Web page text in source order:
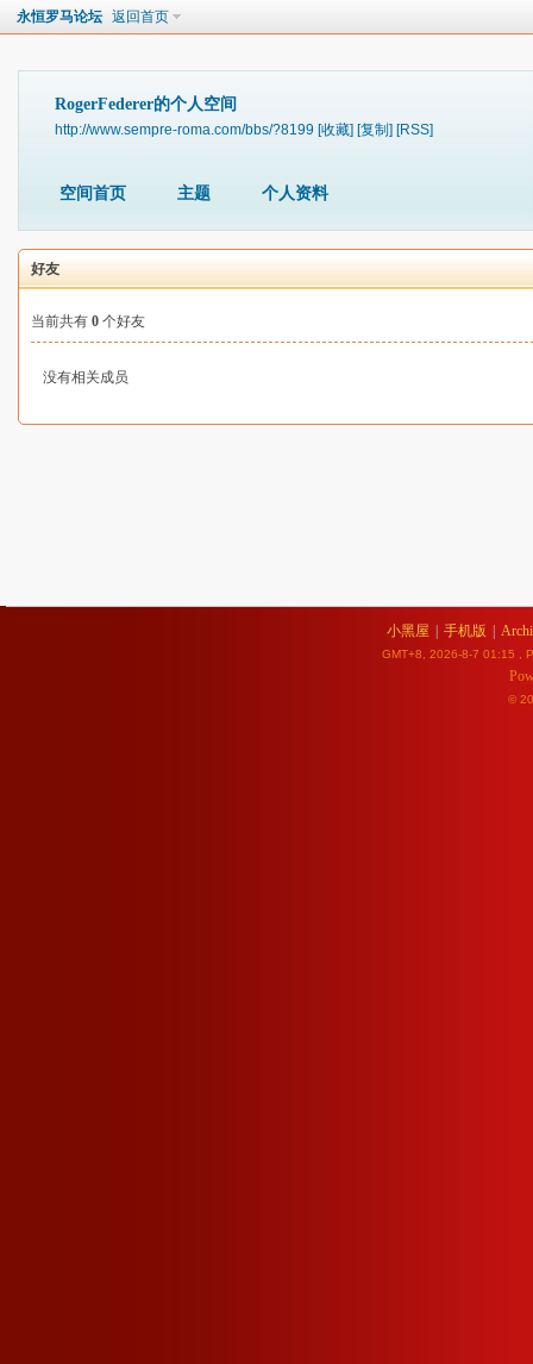
永恒罗马论坛 返回首页
RogerFederer的个人空间
http://www.sempre-roma.com/bbs/?8199 [收藏] [复制] [RSS]
空间首页 主题 个人资料
好友
当前共有 0 个好友
没有相关成员
小黑屋 手机版
GMT+8, 2026-8-7 01:15 ,
©